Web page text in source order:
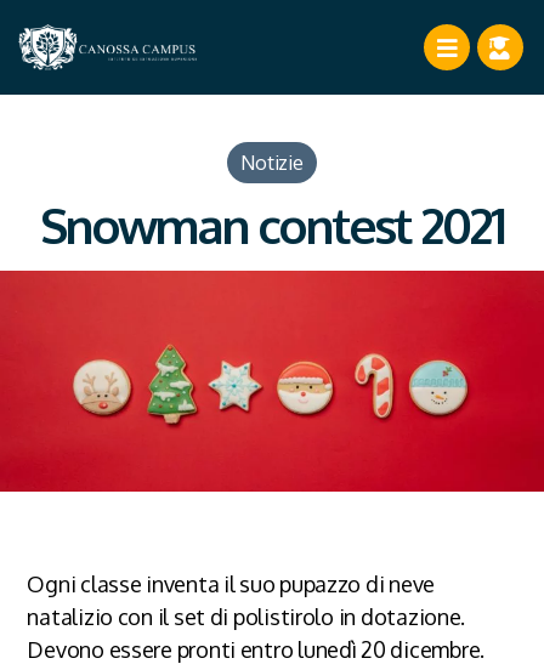
Notizie
Snowman contest 2021
Ogni classe inventa il suo pupazzo di neve
natalizio con il set di polistirolo in dotazione.
Devono essere pronti entro lunedì 20 dicembre.